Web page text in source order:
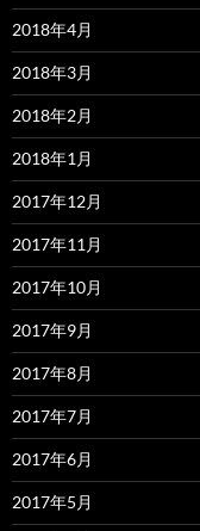
2018年4月
2018年3月
2018年2月
2018年1月
2017年12月
2017年11月
2017年10月
2017年9月
2017年8月
2017年7月
2017年6月
2017年5月